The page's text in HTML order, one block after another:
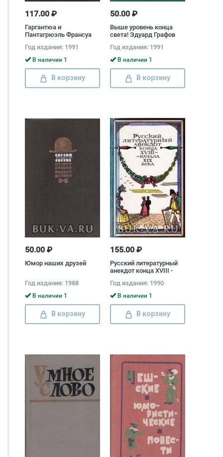
117.00 ₽
Гаргантюа и
Пантагрюэль Франсуа
Год издания: 1991
В наличии 1
В корзину
50.00 ₽
Выше уровень конца
света! Эдуард Графов
Год издания: 1991
В наличии 1
В корзину
50.00 ₽
Юмор наших друзей
Год издания: 1988
В наличии 1
В корзину
155.00 ₽
Русский литературный
анекдот конца XVIII -
Год издания: 1990
В наличии 1
В корзину